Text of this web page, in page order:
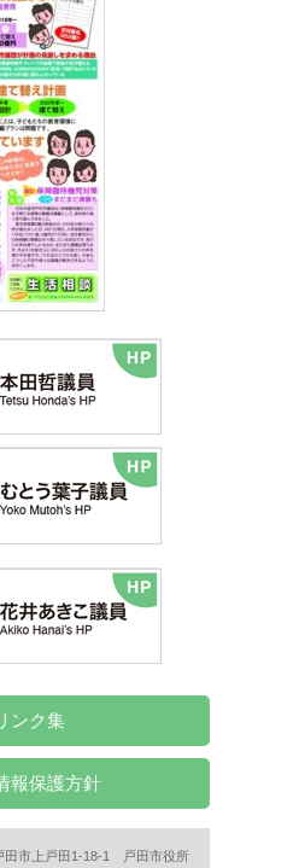
ンク集
報保護方針
市上戸田1-18-1 戸田市役所